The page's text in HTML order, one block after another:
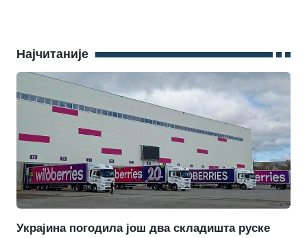
Најчитаније
Украјина погодила још два складишта руске